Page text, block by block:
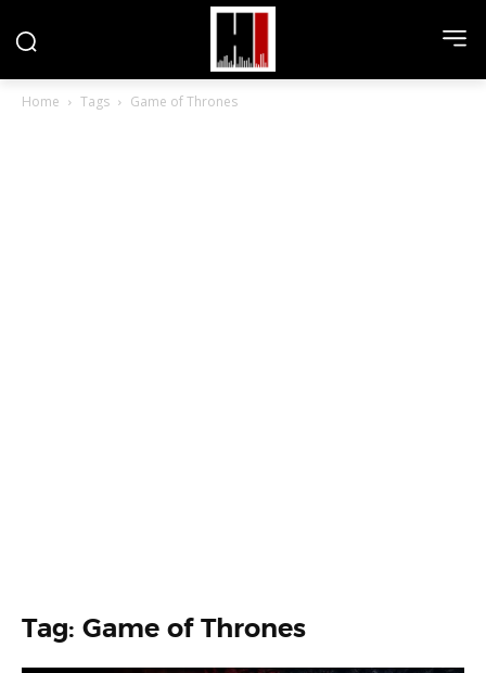
Home Tags Game of Thrones
Tag: Game of Thrones